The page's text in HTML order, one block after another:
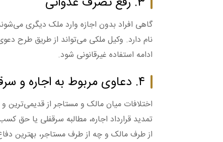
گاهی افراد بدون اجازه وارد ملک دیگری
نام دارد. وکیل ملکی می‌تواند از طریق طرح
ادامه استفاده غیرقانونی شود.
۴. دعاوی مربوط به اجاره و سرقفلی
اختلافات میان مالک و مستاجر از قدیمی‌ترین
تمدید قرارداد اجاره، مطالبه سرقفلی یا حق
از طرف مالک و چه از طرف مستاجر، بهترین